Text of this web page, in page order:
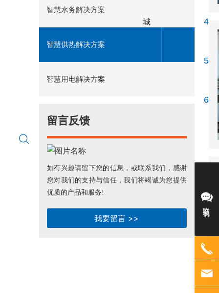
城 4
5
6
智慧水务解决方案
智慧供热解决方案
智慧用电解决方案
留言反馈
如有兴趣请留下您的信息，或联系我们，感谢
您对我们的支持与信任，我们将竭诚为您提供
优质的产品和服务!
我要留言 >>